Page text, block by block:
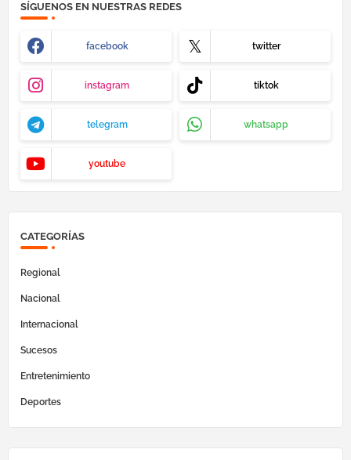
SÍGUENOS EN NUESTRAS REDES
facebook twitter
instagram tiktok
telegram whatsapp
youtube
CATEGORÍAS
Regional
Nacional
Internacional
Sucesos
Entretenimiento
Deportes